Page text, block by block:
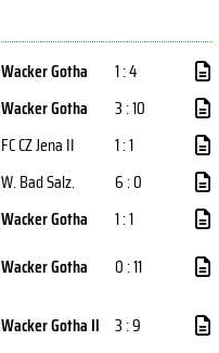
Wacker Gotha
1 : 4
Wacker Gotha
3 : 10
FC CZ Jena II
1 : 1
W. Bad Salz.
6 : 0
Wacker Gotha
1 : 1
Wacker Gotha
0 : 11
Wacker Gotha II 3 : 9